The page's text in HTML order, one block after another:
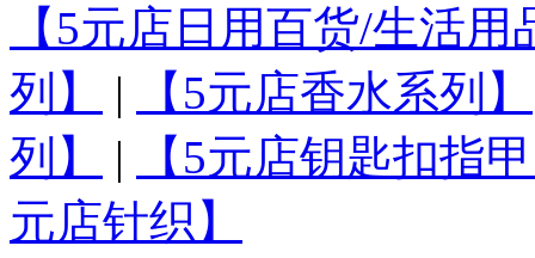
【5元店日用百货/生活
列】
| 【5元店香水系列】
列】
|
【5元店钥匙扣指
元店针织】